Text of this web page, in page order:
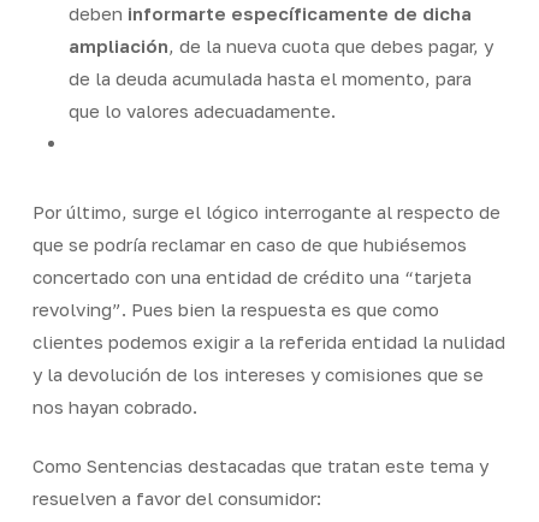
deben informarte específicamente de dicha
ampliación , de la nueva cuota que debes pagar, y
de la deuda acumulada hasta el momento, para
que lo valores adecuadamente.
Por último, surge el lógico interrogante al respecto de
que se podría reclamar en caso de que hubiésemos
concertado con una entidad de crédito una “tarjeta
revolving”. Pues bien la respuesta es que como
clientes podemos exigir a la referida entidad la nulidad
y la devolución de los intereses y comisiones que se
nos hayan cobrado.
Como Sentencias destacadas que tratan este tema y
resuelven a favor del consumidor: